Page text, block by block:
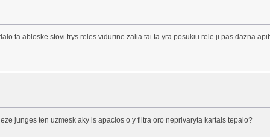
ta abloske stovi trys reles vidurine zalia tai ta yra posukiu rele ji pas dazna
junges ten uzmesk aky is apacios o y filtra oro neprivaryta kartais tepalo?